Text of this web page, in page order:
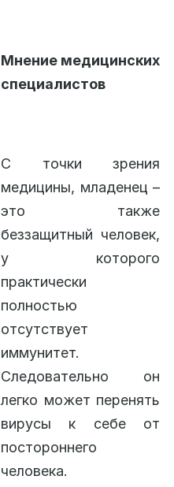
Мнение медицинских
специалистов
С точки зрения
медицины, младенец –
это также
беззащитный человек,
у которого
практически
полностью
отсутствует
иммунитет.
Следовательно он
легко может перенять
вирусы к себе от
постороннего
человека.